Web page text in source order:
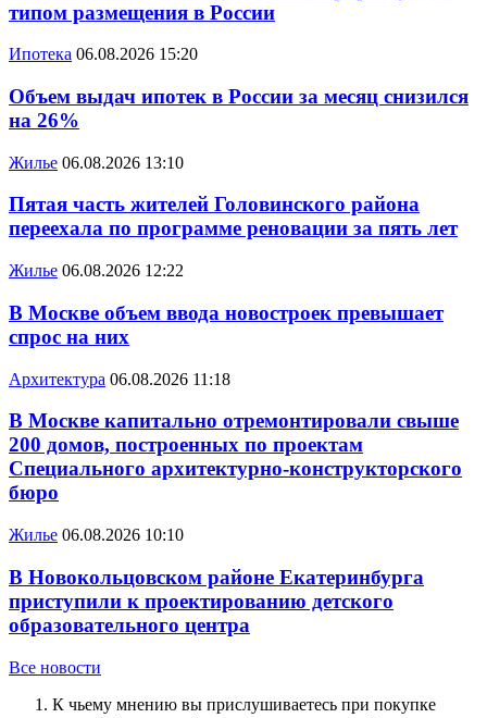
типом размещения в России
Ипотека 06.08.2026 15:20
Объем выдач ипотек в России за месяц снизился
на 26%
Жилье 06.08.2026 13:10
Пятая часть жителей Головинского района
переехала по программе реновации за пять лет
Жилье 06.08.2026 12:22
В Москве объем ввода новостроек превышает
спрос на них
Архитектура 06.08.2026 11:18
В Москве капитально отремонтировали свыше
200 домов, построенных по проектам
Специального архитектурно-конструкторского
бюро
Жилье 06.08.2026 10:10
В Новокольцовском районе Екатеринбурга
приступили к проектированию детского
образовательного центра
Все новости
К чьему мнению вы прислушиваетесь при покупке